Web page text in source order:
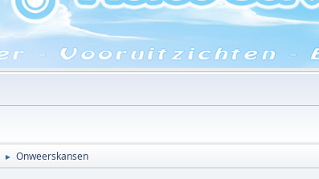
► Onweerskansen